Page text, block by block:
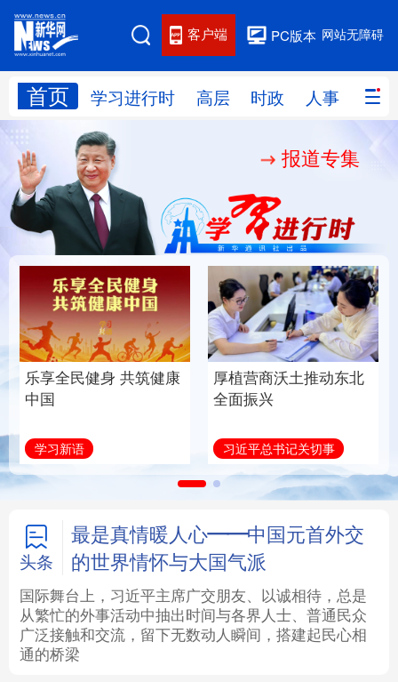
网站无障碍
PC版本
客户端
首页 学习进行时 高层 时政 人事 国际
网站地图
学习进行时 人事
国际 财经 网评
思客智库 全球连线 教育
科技 科创 量子 体育
文化 书画 健康 军事
访谈 视频 图片 政务
信息化 数字经济
学术中国 乡村振兴 银龄 溯源中国
城市 旅游 能源
彩票 娱乐 时尚 悦读
公益
报道专集
乐享全民健身 共筑健康
中国
学习新语
厚植营商沃土推动东北
全面振兴
习近平总书记关切事
头条
最是真情暖人心——中国元首外交
的世界情怀与大国气派
国际舞台上，习近平主席广交朋友、以诚相待，总是
从繁忙的外事活动中抽出时间与各界人士、普通民众
广泛接触和交流，留下无数动人瞬间，搭建起民心相
通的桥梁